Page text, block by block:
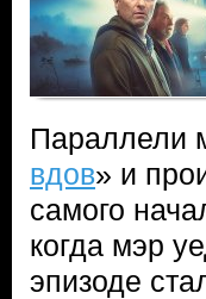
Параллели
вдов» и
самого
когда мэр
эпизоде